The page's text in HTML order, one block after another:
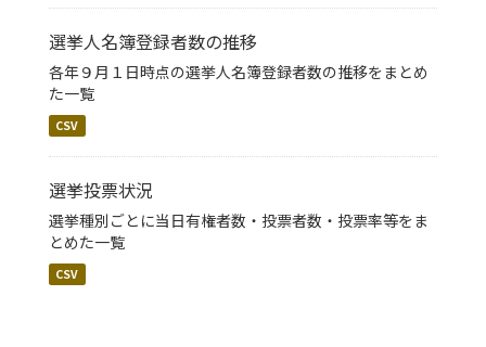
選挙人名簿登録者数の推移
各年９月１日時点の選挙人名簿登録者数の推移をまとめ
た一覧
CSV
選挙投票状況
選挙種別ごとに当日有権者数・投票者数・投票率等をま
とめた一覧
CSV